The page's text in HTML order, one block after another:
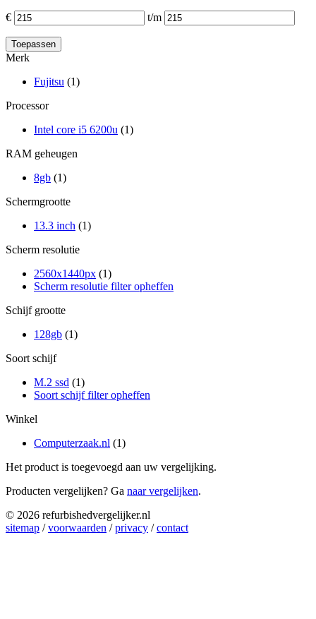
€ t/m
Merk
Fujitsu (1)
Processor
Intel core i5 6200u (1)
RAM geheugen
8gb (1)
Schermgrootte
13.3 inch (1)
Scherm resolutie
2560x1440px (1)
Scherm resolutie filter opheffen
Schijf grootte
128gb (1)
Soort schijf
M.2 ssd (1)
Soort schijf filter opheffen
Winkel
Computerzaak.nl (1)
Het product is toegevoegd aan uw vergelijking.
Producten vergelijken? Ga naar vergelijken.
© 2026 refurbishedvergelijker.nl
sitemap /voorwaarden /privacy /contact